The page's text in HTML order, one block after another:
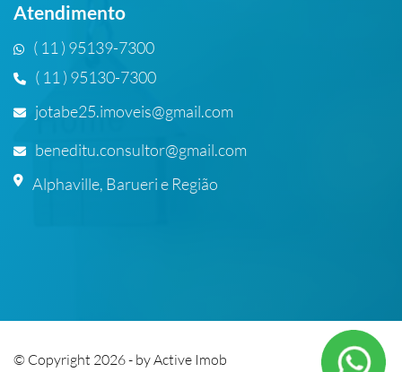
Atendimento
( 11 ) 95139-7300
( 11 ) 95130-7300
jotabe25.imoveis@gmail.com
beneditu.consultor@gmail.com
Alphaville, Barueri e Região
© Copyright 2026 - byActive Imob